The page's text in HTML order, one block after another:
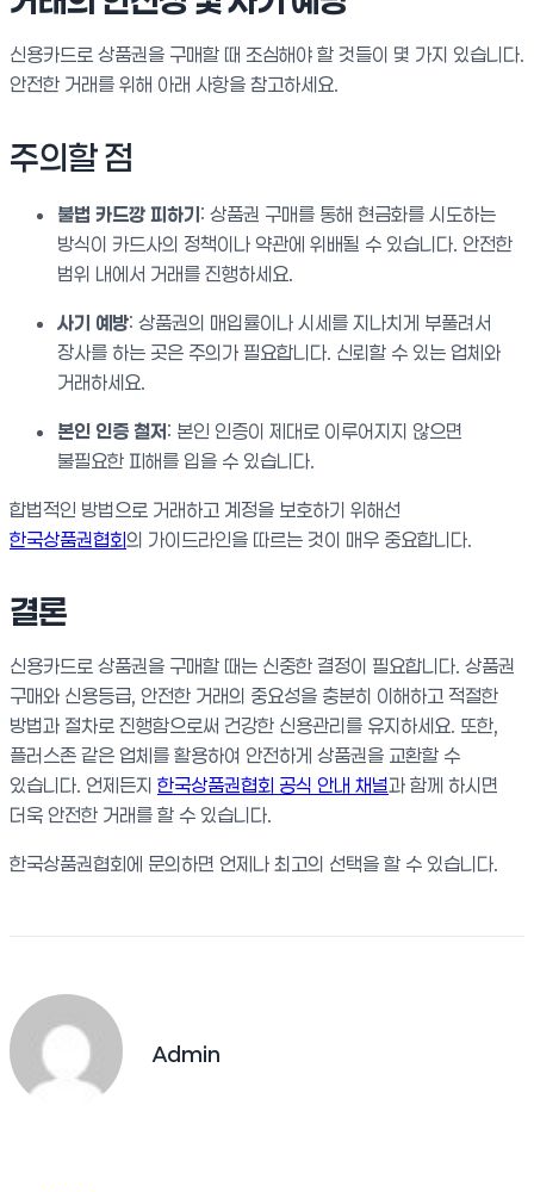
신용카드로 상품권을 구매할 때 조심해야 할 것들이 몇 가지 있습니다.
안전한 거래를 위해 아래 사항을 참고하세요.
주의할 점
불법 카드깡 피하기: 상품권 구매를 통해 현금화를 시도하는
방식이 카드사의 정책이나 약관에 위배될 수 있습니다. 안전한
범위 내에서 거래를 진행하세요.
사기 예방: 상품권의 매입률이나 시세를 지나치게 부풀려서
장사를 하는 곳은 주의가 필요합니다. 신뢰할 수 있는 업체와
거래하세요.
본인 인증 철저: 본인 인증이 제대로 이루어지지 않으면
불필요한 피해를 입을 수 있습니다.
합법적인 방법으로 거래하고 계정을 보호하기 위해선
한국상품권협회의 가이드라인을 따르는 것이 매우 중요합니다.
결론
신용카드로 상품권을 구매할 때는 신중한 결정이 필요합니다. 상품권
구매와 신용등급, 안전한 거래의 중요성을 충분히 이해하고 적절한
방법과 절차로 진행함으로써 건강한 신용관리를 유지하세요. 또한,
플러스존 같은 업체를 활용하여 안전하게 상품권을 교환할 수
있습니다. 언제든지 한국상품권협회 공식 안내 채널과 함께 하시면
더욱 안전한 거래를 할 수 있습니다.
한국상품권협회에 문의하면 언제나 최고의 선택을 할 수 있습니다.
Admin